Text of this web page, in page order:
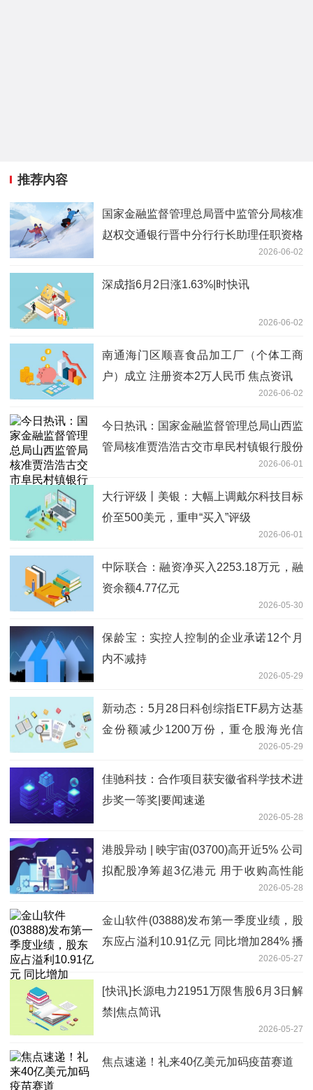
推荐内容
国家金融监督管理总局晋中监管分局核准
赵权交通银行晋中分行行长助理任职资格
2026-06-02
深成指6月2日涨1.63%|时快讯
2026-06-02
南通海门区顺喜食品加工厂（个体工商
户）成立 注册资本2万人民币 焦点资讯
2026-06-02
今日热讯：国家金融监督管理总局山西监
管局核准贾浩浩古交市阜民村镇银行股份
2026-06-01
大行评级丨美银：大幅上调戴尔科技目标
价至500美元，重申“买入”评级
2026-06-01
中际联合：融资净买入2253.18万元，融
资余额4.77亿元
2026-05-30
保龄宝：实控人控制的企业承诺12个月
内不减持
2026-05-29
新动态：5月28日科创综指ETF易方达基
金份额减少1200万份，重仓股海光信
2026-05-29
佳驰科技：合作项目获安徽省科学技术进
步奖一等奖|要闻速递
2026-05-28
港股异动 | 映宇宙(03700)高开近5% 公司
拟配股净筹超3亿港元 用于收购高性能
2026-05-28
金山软件(03888)发布第一季度业绩，股
东应占溢利10.91亿元 同比增加284% 播
2026-05-27
[快讯]长源电力21951万限售股6月3日解
禁|焦点简讯
2026-05-27
焦点速递！礼来40亿美元加码疫苗赛道